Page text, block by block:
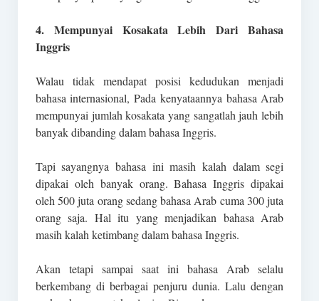
4. Mempunyai Kosakata Lebih Dari Bahasa
Inggris
Walau tidak mendapat posisi kedudukan menjadi
bahasa internasional, Pada kenyataannya bahasa Arab
mempunyai jumlah kosakata yang sangatlah jauh lebih
banyak dibanding dalam bahasa Inggris.
Tapi sayangnya bahasa ini masih kalah dalam segi
dipakai oleh banyak orang. Bahasa Inggris dipakai
oleh 500 juta orang sedang bahasa Arab cuma 300 juta
orang saja. Hal itu yang menjadikan bahasa Arab
masih kalah ketimbang dalam bahasa Inggris.
Akan tetapi sampai saat ini bahasa Arab selalu
berkembang di berbagai penjuru dunia. Lalu dengan